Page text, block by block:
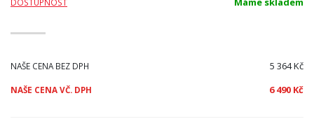
NAŠE CENA BEZ DPH 5 364 Kč
NAŠE CENA VČ. DPH 6 490 Kč